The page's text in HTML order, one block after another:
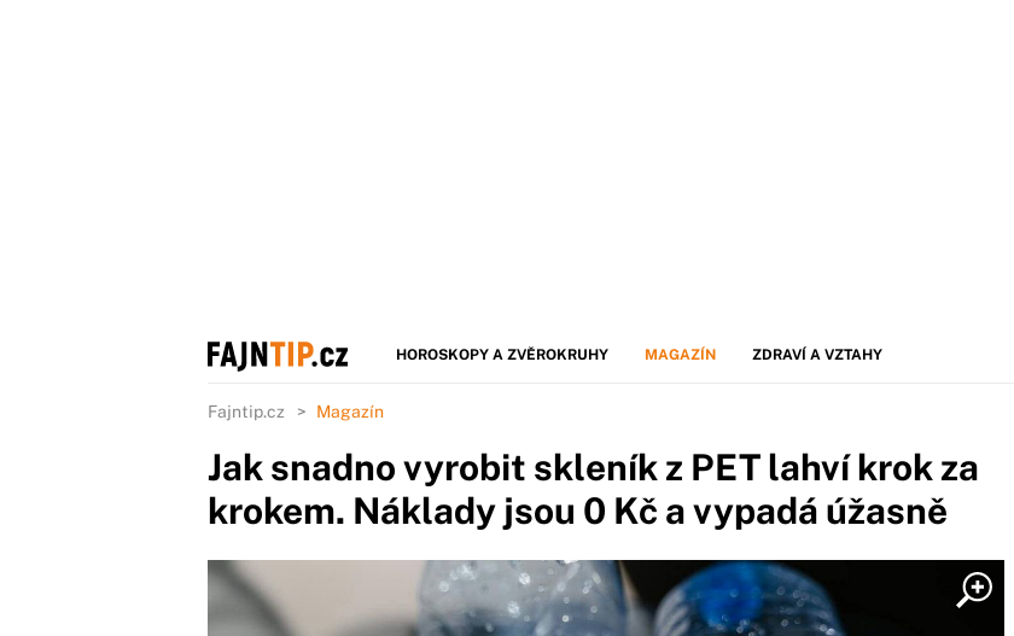
HOROSKOPY A ZVĚROKRUHY MAGAZÍN ZDRAVÍ A VZTAHY
Fajntip.cz Magazín
Jak snadno vyrobit skleník z PET lahví krok za
krokem. Náklady jsou 0 Kč a vypadá úžasně